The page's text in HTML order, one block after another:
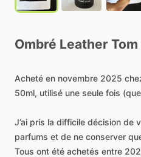
Ombré Leather Tom
Acheté en novembre 2025
50ml, utilisé une seule fois
J’ai pris la difficile décision de
parfums et de ne conserver
Tous ont été achetés entre